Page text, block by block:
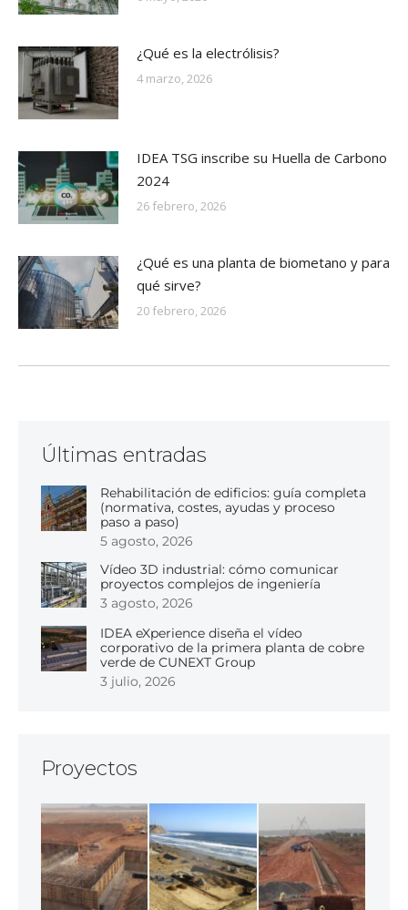
¿Qué es la electrólisis?
4 marzo, 2026
IDEA TSG inscribe su Huella de Carbono
2024
26 febrero, 2026
¿Qué es una planta de biometano y para
qué sirve?
20 febrero, 2026
Últimas entradas
Rehabilitación de edificios: guía completa
(normativa, costes, ayudas y proceso
paso a paso)
5 agosto, 2026
Vídeo 3D industrial: cómo comunicar
proyectos complejos de ingeniería
3 agosto, 2026
IDEA eXperience diseña el vídeo
corporativo de la primera planta de cobre
verde de CUNEXT Group
3 julio, 2026
Proyectos